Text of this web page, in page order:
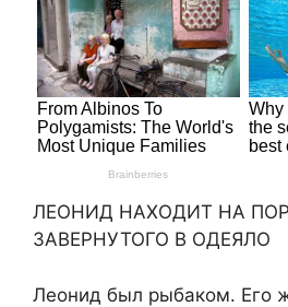
ЛЕОНИД НАХОДИТ НА
ЗАВЕРНУТОГО В ОДЕЯЛО
Леонид был рыбаком. Его